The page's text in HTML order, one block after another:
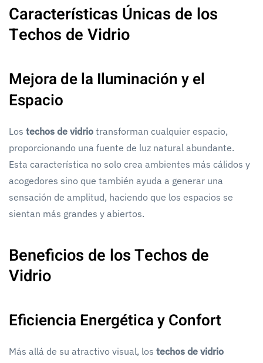
Características Únicas de los
Techos de Vidrio
Mejora de la Iluminación y el
Espacio
Los techos de vidrio transforman cualquier espacio,
proporcionando una fuente de luz natural abundante.
Esta característica no solo crea ambientes más cálidos y
acogedores sino que también ayuda a generar una
sensación de amplitud, haciendo que los espacios se
sientan más grandes y abiertos.
Beneficios de los Techos de
Vidrio
Eficiencia Energética y Confort
Más allá de su atractivo visual, los techos de vidrio